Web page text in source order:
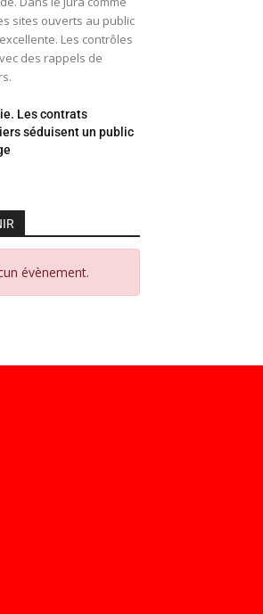
sites ouverts au public
Les contrôles
des rappels de
Les contrats
séduisent un public
évènement.